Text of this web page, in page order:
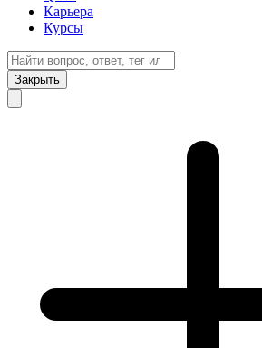
Карьера
Курсы
Закрыть